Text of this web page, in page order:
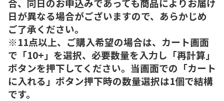
日が異なる場合がございますので、あらかじめ
ご了承ください。
※11点以上、ご購入希望の場合は、カート画面
で「10+」を選択、必要数量を入力し「再計算」
ボタンを押下してください。当画面での「カート
に入れる」ボタン押下時の数量選択は1個で結構
です。